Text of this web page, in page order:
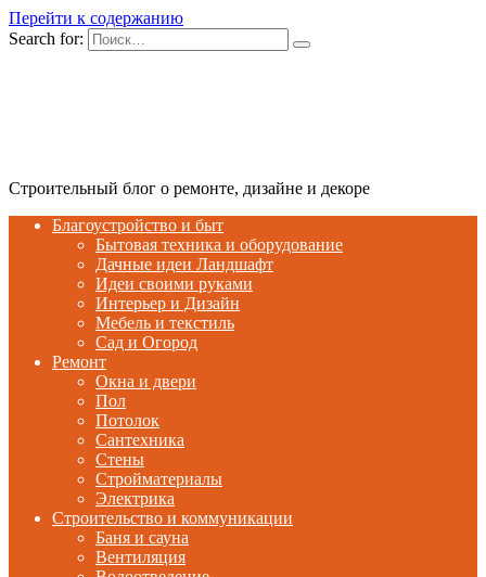
Перейти к содержанию
Search for:
Строительный блог о ремонте, дизайне и декоре
Благоустройство и быт
Бытовая техника и оборудование
Дачные идеи Ландшафт
Идеи своими руками
Интерьер и Дизайн
Мебель и текстиль
Сад и Огород
Ремонт
Окна и двери
Пол
Потолок
Сантехника
Стены
Стройматериалы
Электрика
Строительство и коммуникации
Баня и сауна
Вентиляция